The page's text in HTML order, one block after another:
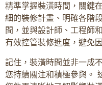
精準掌握裝潢時間，關鍵
細的裝修計畫、明確各階
間，並與設計師、工程師
有效控管裝修進度，避免
記住，裝潢時間並非一成
您持續關注和積極參與。